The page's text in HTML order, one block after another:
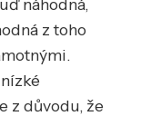
náhodná,
z toho
z důvodu, že